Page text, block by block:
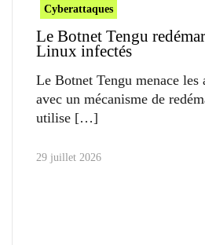
Cyberattaques
Le Botnet Tengu
Linux infectés
Le Botnet Tengu menace
avec un mécanisme de
utilise
29 juillet 2026